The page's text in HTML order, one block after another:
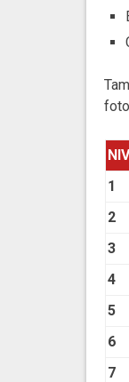
1
2
3
4
5
6
7